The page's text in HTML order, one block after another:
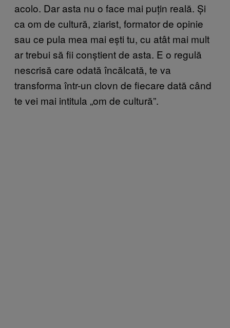
acolo. Dar asta nu o face mai puțin reală. Și
ca om de cultură, ziarist, formator de opinie
sau ce pula mea mai ești tu, cu atât mai mult
ar trebui să fii conștient de asta. E o regulă
nescrisă care odată încălcată, te va
transforma într-un clovn de fiecare dată când
te vei mai intitula „om de cultură”.